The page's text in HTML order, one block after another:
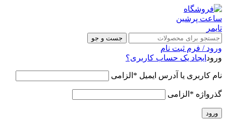
جست و جو
ورود / فرم ثبت نام
ورود ایجاد یک حساب کاربری؟
نام کاربری یا آدرس ایمیل * الزامی
گذرواژه * الزامی
ورود